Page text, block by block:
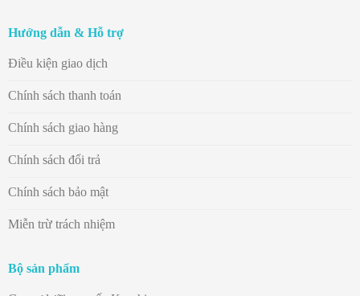
Hướng dẫn & Hỗ trợ
Điều kiện giao dịch
Chính sách thanh toán
Chính sách giao hàng
Chính sách đổi trả
Chính sách bảo mật
Miễn trừ trách nhiệm
Bộ sản phẩm